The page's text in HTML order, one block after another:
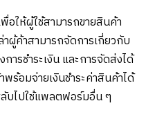
อให้ผู้ใช้สามารถขายสินค้า
ผู้ค้าสามารถจัดการเกี่ยวกับ
ารชำระเงิน และการจัดส่งได้
ร้อมจ่ายเงินชำระค่าสินค้าได้
บไปใช้แพลตฟอร์มอื่น ๆ